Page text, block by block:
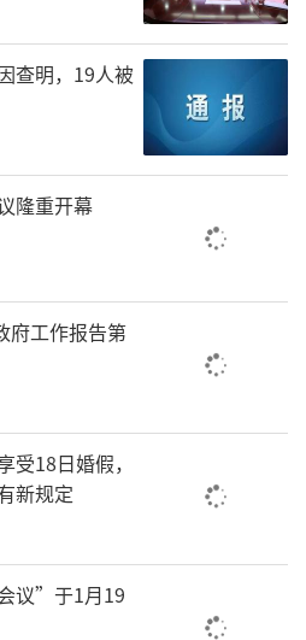
，这两座城市的人为了
是在网上“吵过”无数
，既然两个城市都争着
落地，而且连开店日期
会拿捏人情世故了。
查明，19人被
隆重开幕
府工作报告第
受18日婚假，
新规定
议”于1月19